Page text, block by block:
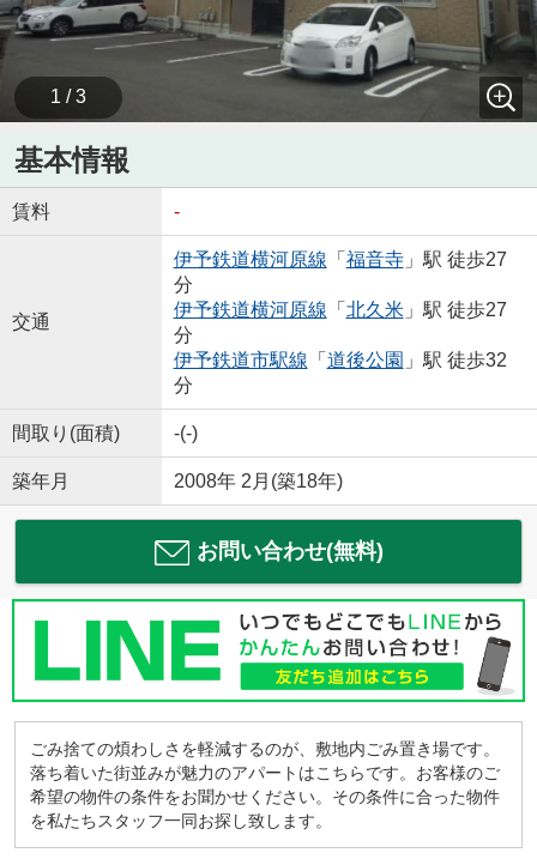
1 / 3
基本情報
賃料 -
交通
伊予鉄道横河原線 「 福音寺」駅 徒歩27
分
伊予鉄道横河原線 「 北久米」駅 徒歩27
分
伊予鉄道市駅線 「 道後公園 」駅 徒歩32
分
間取り(面積) -(-)
築年月 2008年 2月(築18年)
お問い合わせ(無料)
ごみ捨ての煩わしさを軽減するのが、敷地内ごみ置き場です。
落ち着いた街並みが魅力のアパートはこちらです。お客様のご
希望の物件の条件をお聞かせください。その条件に合った物件
を私たちスタッフ一同お探し致します。